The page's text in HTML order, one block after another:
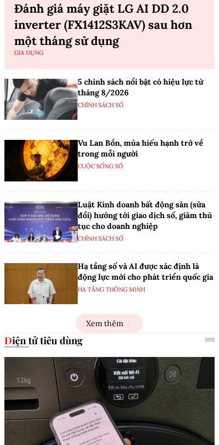
Đánh giá máy giặt LG AI DD 2.0
inverter (FX1412S3KAV) sau hơn
một tháng sử dụng
GIA DỤNG
5 chính sách nổi bật có hiệu lực từ
tháng 8/2026
CHÍNH SÁCH SỐ
Vu Lan Bồn, mùa hiếu hạnh trở về
trong mỗi người
CUỘC SỐNG SỐ
Luật Kinh doanh bất động sản (sửa
đổi) hướng tới giao dịch số, giảm thủ
tục cho doanh nghiệp
CHÍNH SÁCH SỐ
Hạ tầng số và AI được xác định là
động lực mới cho phát triển quốc gia
HẠ TẦNG THÔNG MINH
Xem thêm
Điện tử tiêu dùng